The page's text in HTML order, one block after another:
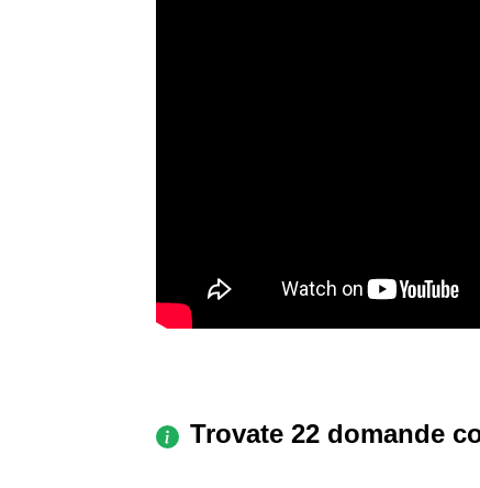
Trovate 22 domande